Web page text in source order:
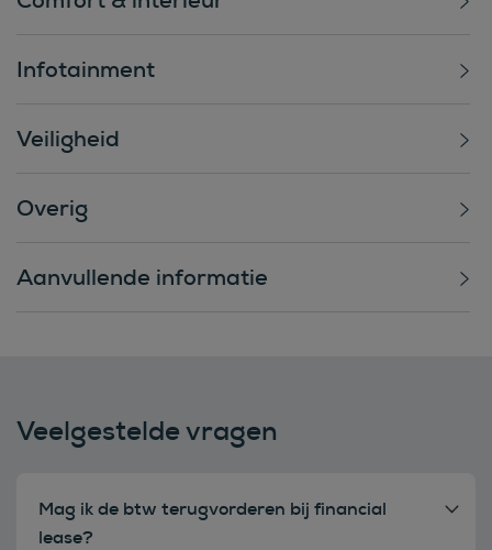
Infotainment
Veiligheid
Overig
Aanvullende informatie
Veelgestelde vragen
Mag ik de btw terugvorderen bij financial
lease?